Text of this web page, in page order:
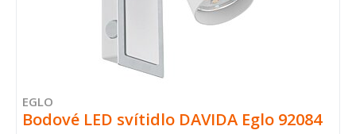
EGLO
Bodové LED svítidlo DAVIDA Eglo 92084